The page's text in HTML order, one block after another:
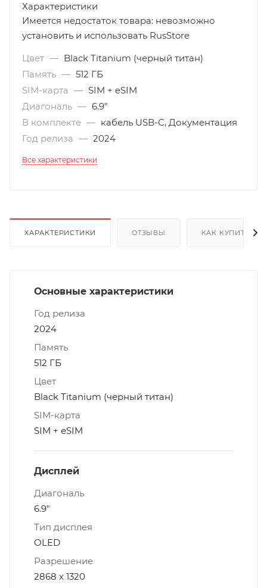
Характеристики
Имеется недостаток товара: невозможно
установить и использовать RusStore
Цвет — Black Titanium (черный титан)
Память — 512 ГБ
SIM-карта — SIM + eSIM
Диагональ — 6.9"
В комплекте — кабель USB-С, Документация
Год релиза — 2024
Все характеристики
ХАРАКТЕРИСТИКИ ОТЗЫВЫ КАК КУПИТЬ
Основные характеристики
Год релиза
2024
Память
512 ГБ
Цвет
Black Titanium (черный титан)
SIM-карта
SIM + eSIM
Дисплей
Диагональ
6.9"
Тип дисплея
OLED
Разрешение
2868 x 1320